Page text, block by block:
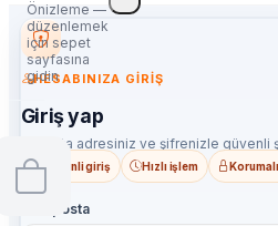
Önizleme —
düzenlemek
için sepet
sayfasına
gidin
HESABINIZA GIRIŞ
Giriş yap
E-posta adresiniz ve şifrenizle güvenli
Güvenli giriş Hızlı işlem
E-posta